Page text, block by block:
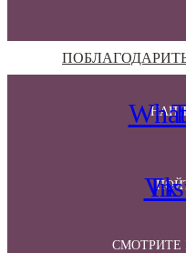
Vk
СМОТРИТЕ